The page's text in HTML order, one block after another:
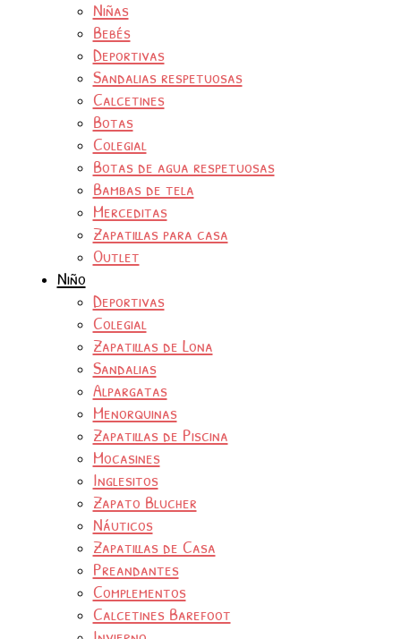
Niñas
Bebés
Deportivas
Sandalias respetuosas
Calcetines
Botas
Colegial
Botas de agua respetuosas
Bambas de tela
Merceditas
Zapatillas para casa
Outlet
Niño
Deportivas
Colegial
Zapatillas de Lona
Sandalias
Alpargatas
Menorquinas
Zapatillas de Piscina
Mocasines
Inglesitos
Zapato Blucher
Náuticos
Zapatillas de Casa
Preandantes
Complementos
Calcetines Barefoot